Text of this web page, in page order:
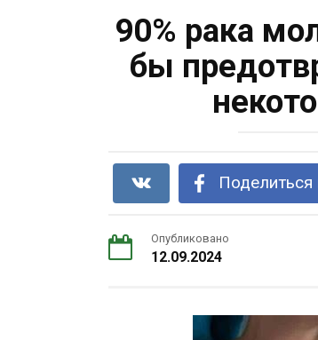
90% рака
бы
Поделиться
Опубликовано
12.09.2024